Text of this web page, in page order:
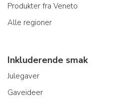
Produkter fra Veneto
Alle regioner
Inkluderende smak
Julegaver
Gaveideer